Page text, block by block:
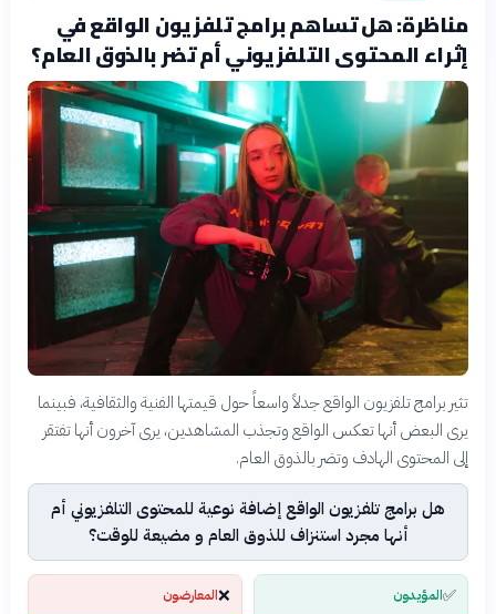
مناظرة: هل تساهم برامج تلفزيون الواقع في
إثراء المحتوى التلفزيوني أم تضر بالذوق العام؟
تثير برامج تلفزيون الواقع جدلاً واسعاً حول قيمتها الفنية والثقافية، فبينما
يرى البعض أنها تعكس الواقع وتجذب المشاهدين، يرى آخرون أنها تفتقر
إلى المحتوى الهادف وتضر بالذوق العام.
هل برامج تلفزيون الواقع إضافة نوعية للمحتوى التلفزيوني أم
أنها مجرد استنزاف للذوق العام و مضيعة للوقت؟
✅المؤيدون ❌المعارضون